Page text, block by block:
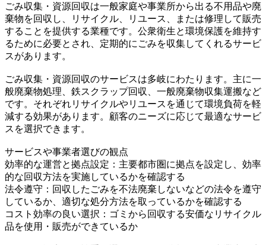
ごみ収集・資源回収は一般家庭や事業所から出る不用品や廃
棄物を回収し、リサイクル、リユース、または修理して販売
することを提供する業種です。公衆衛生と環境保護を維持す
るために必要とされ、定期的にごみを収集してくれるサービ
スがあります。
ごみ収集・資源回収のサービスは多岐にわたります。主に一
般廃棄物処理、鉄スクラップ回収、一般廃棄物収集運搬など
です。それぞれリサイクルやリユースを通じて環境負荷を軽
減する効果があります。顧客のニーズに応じて最適なサービ
スを選択できます。
サービスや事業者選びの観点
効率的な運営と拠点設定：主要都市圏に拠点を設定し、効率
的な回収方法を実施しているかを確認する
法令遵守：回収したごみを不法廃棄しないなどの法令を遵守
しているか、適切な処分方法を取っているかを確認する
コスト効率の良い選択：ゴミから回収する安価なリサイクル
品を使用・販売ができているか